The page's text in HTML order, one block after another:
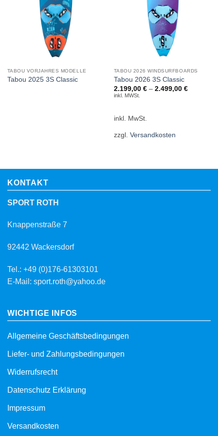
TABOU VORJAHRES MODELLE
Tabou 2025 3S Classic
TABOU 2026 WINDSURFBOARDS
Tabou 2026 3S Classic
2.199,00 €– 2.499,00 €
inkl. MWSt.
inkl. MwSt.
zzgl. Versandkosten
KONTAKT
SPORT ROTH
Knappenstraße 7
92442 Wackersdorf
Tel.: +49 (0)176-61303101
E-Mail: sport.roth@yahoo.de
WICHTIGE INFOS
Allgemeine Geschäftsbedingungen
Liefer- und Zahlungsbedingungen
Widerrufsrecht
Datenschutz Erklärung
Impressum
Versandkosten